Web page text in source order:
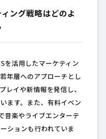
ング戦略はどのよ
を活用したマーケティン
年層へのアプローチとし
レイや新情報を発信し、
ます。また、有料イベン
音楽やライブエンターテ
ションも行われていま